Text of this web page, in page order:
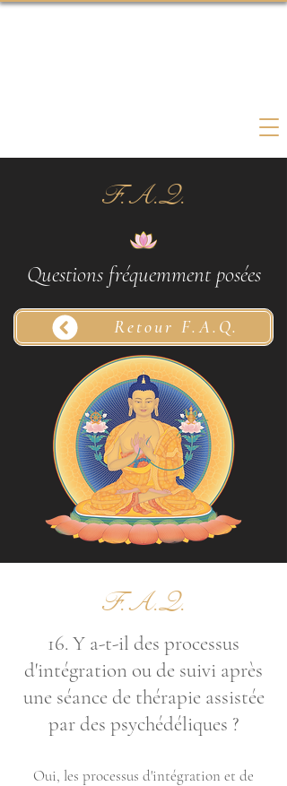
F.A.Q.
Questions fréquemment posées
Retour F.A.Q.
F.A.Q.
16. Y a-t-il des processus
d'intégration ou de suivi après
une séance de thérapie assistée
par des psychédéliques ?
Oui, les processus d'intégration et de